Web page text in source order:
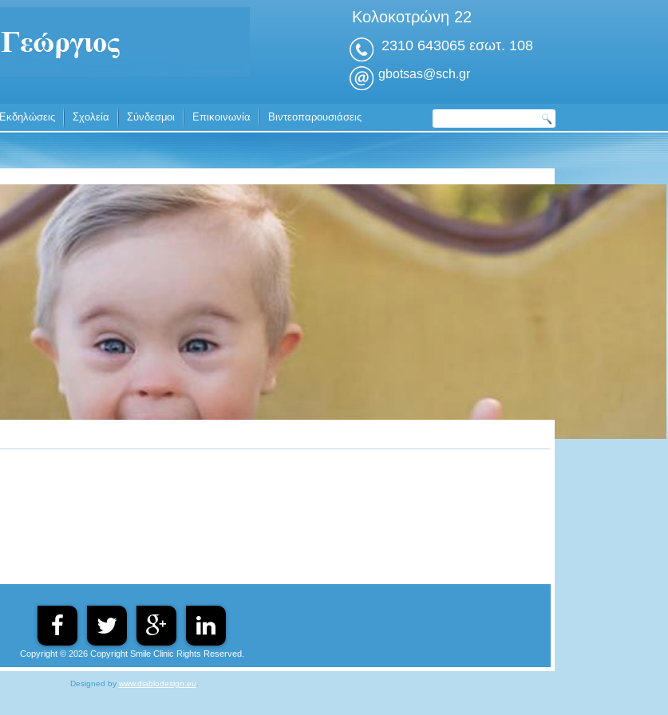
2310 643065 εσωτ. 108
gbotsas@sch.gr
Κολοκοτρώνη 22
Εκδηλώσεις Σχολεία Σύνδεσμοι Επικοινωνία Βιντεοπαρουσιάσεις
Copyright © 2026 Copyright Smile Clinic Rights Reserved.
Designed by www.diablodesign.eu